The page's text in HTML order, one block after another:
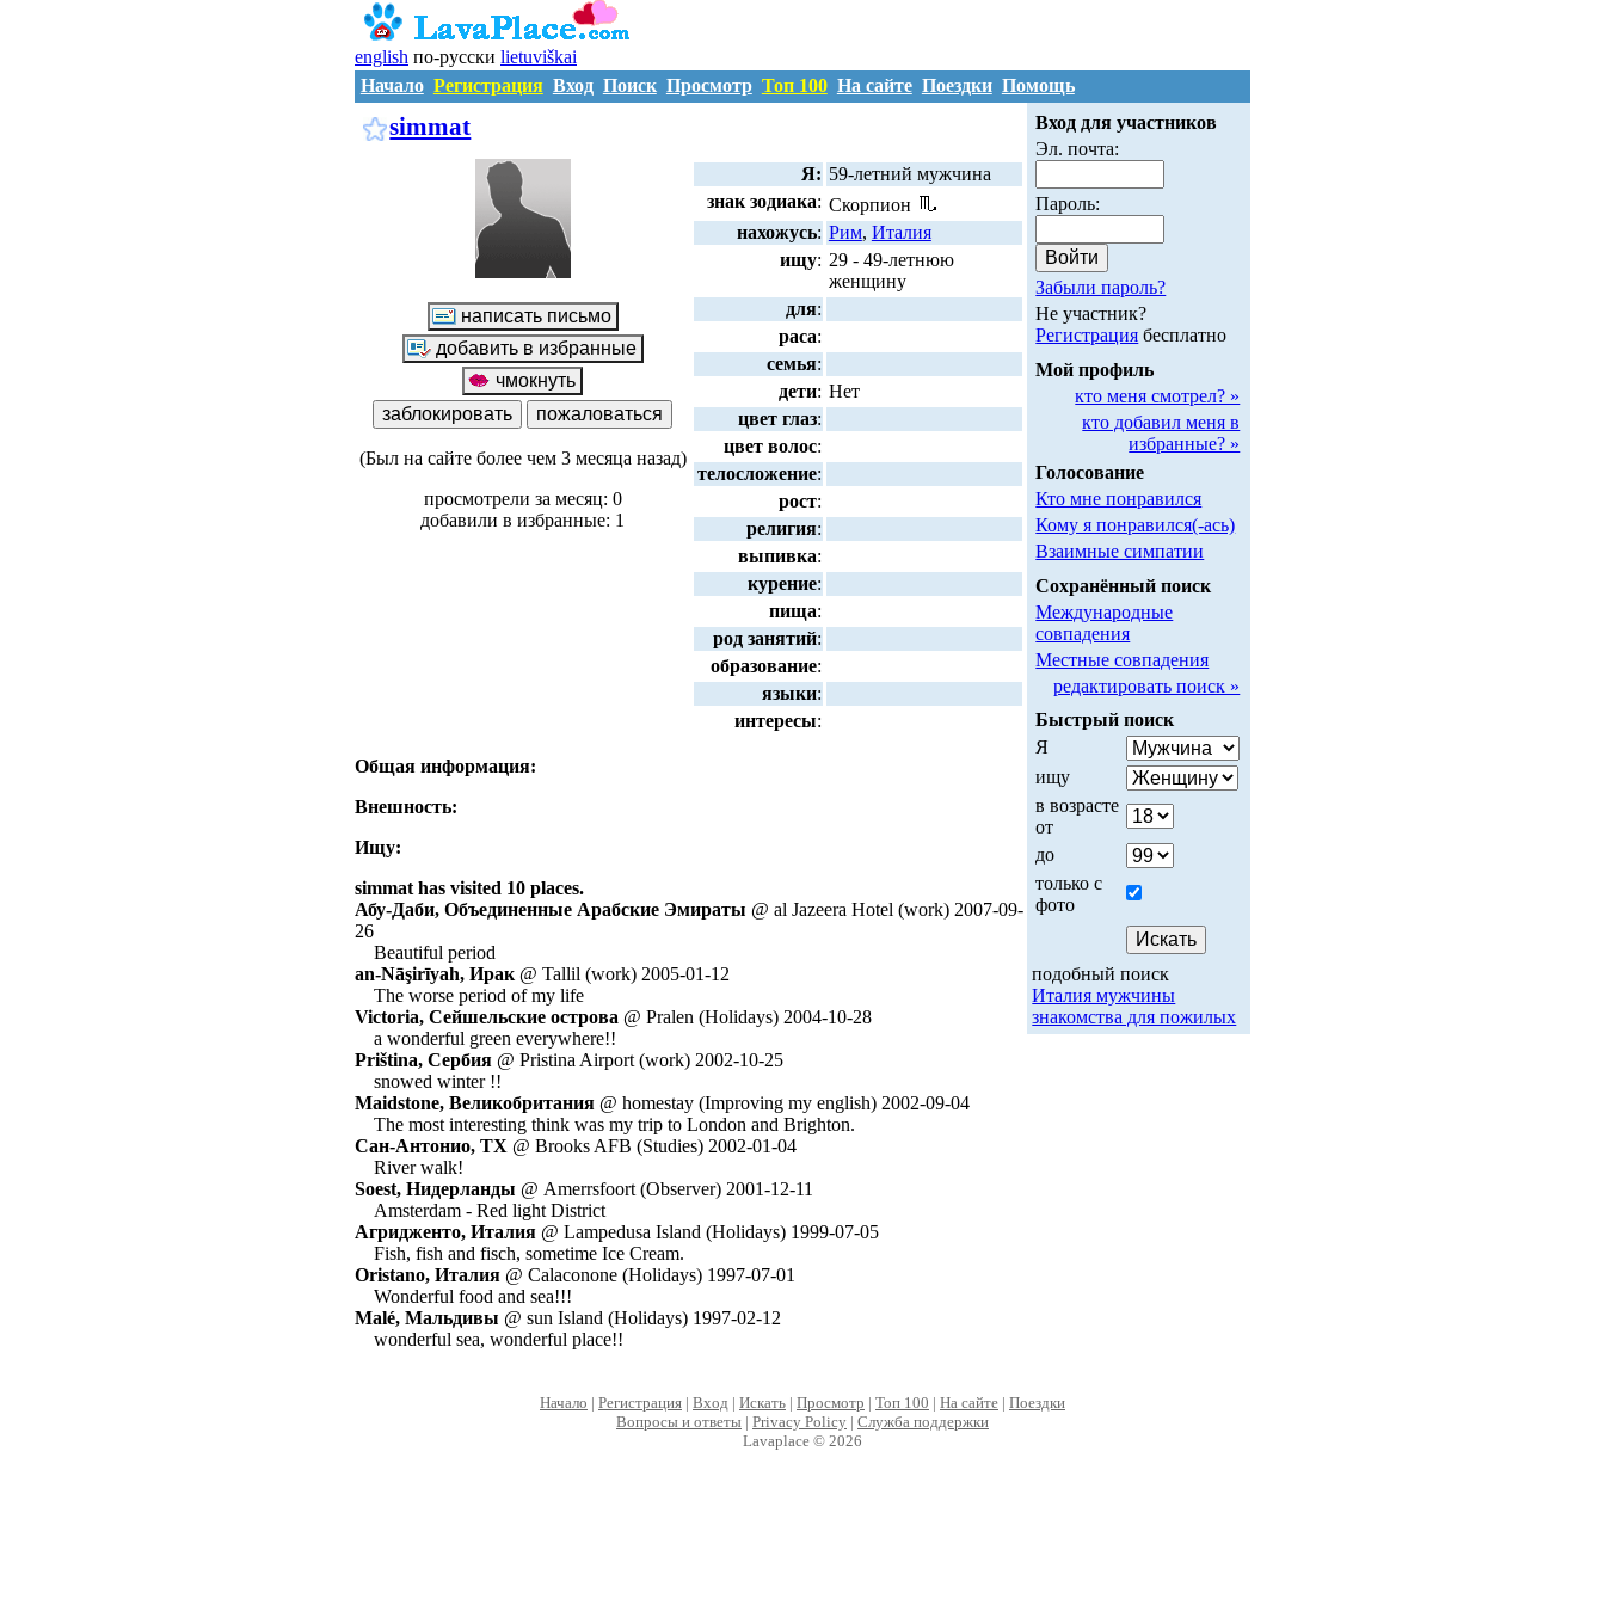
english по-русски lietuviškai
Начало Регистрация Вход Поиск Просмотр Топ 100 На сайте Поездки Помощь
simmat
(Был на сайте более чем 3 месяца назад)
просмотрели за месяц: 0
добавили в избранные: 1
Я: 59-летний мужчина
знак зодиака: Скорпион
нахожусь: Рим, Италия
ищу: 29 - 49-летнюю
женщину
для:
раса:
семья:
дети: Нет
цвет глаз:
цвет волос:
телосложение:
рост:
религия:
выпивка:
курение:
пища:
род занятий:
образование:
языки:
интересы:
Общая информация:
Внешность:
Ищу:
simmat has visited 10 places.
Абу-Даби, Объединенные Арабские Эмираты @ al Jazeera Hotel (work) 2007-09-
26
Beautiful period
an-Nāşirīyah, Ирак @ Tallil (work) 2005-01-12
The worse period of my life
Victoria, Сейшельские острова @ Pralen (Holidays) 2004-10-28
a wonderful green everywhere!!
Priština, Сербия @ Pristina Airport (work) 2002-10-25
snowed winter !!
Maidstone, Великобритания @ homestay (Improving my english) 2002-09-04
The most interesting think was my trip to London and Brighton.
Сан-Антонио, TX @ Brooks AFB (Studies) 2002-01-04
River walk!
Soest, Нидерланды @ Amerrsfoort (Observer) 2001-12-11
Amsterdam - Red light District
Агридженто, Италия @ Lampedusa Island (Holidays) 1999-07-05
Fish, fish and fisch, sometime Ice Cream.
Oristano, Италия @ Calaconone (Holidays) 1997-07-01
Wonderful food and sea!!!
Malé, Мальдивы @ sun Island (Holidays) 1997-02-12
wonderful sea, wonderful place!!
Вход для участников
Эл. почта:
Пароль:
Забыли пароль?
Не участник?
Регистрация бесплатно
Мой профиль
кто меня смотрел? »
кто добавил меня в
избранные? »
Голосование
Кто мне понравился
Кому я понравился(-ась)
Взаимные симпатии
Сохранённый поиск
Международные
совпадения
Местные совпадения
редактировать поиск »
Быстрый поиск
Я
ищу
в возрасте
от
до
только с
фото
подобный поиск
Италия мужчины
знакомства для пожилых
Начало | Регистрация | Вход | Искать | Просмотр | Топ 100 | На сайте | Поездки
Вопросы и ответы | Privacy Policy | Служба поддержки
Lavaplace © 2026